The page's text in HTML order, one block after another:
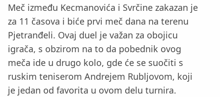
Meč između Kecmanovića i Svrčine zakazan je
za 11 časova i biće prvi meč dana na terenu
Pjetranđeli. Ovaj duel je važan za obojicu
igrača, s obzirom na to da pobednik ovog
meča ide u drugo kolo, gde će se suočiti s
ruskim teniserom Andrejem Rubljovom, koji
je jedan od favorita u ovom delu turnira.